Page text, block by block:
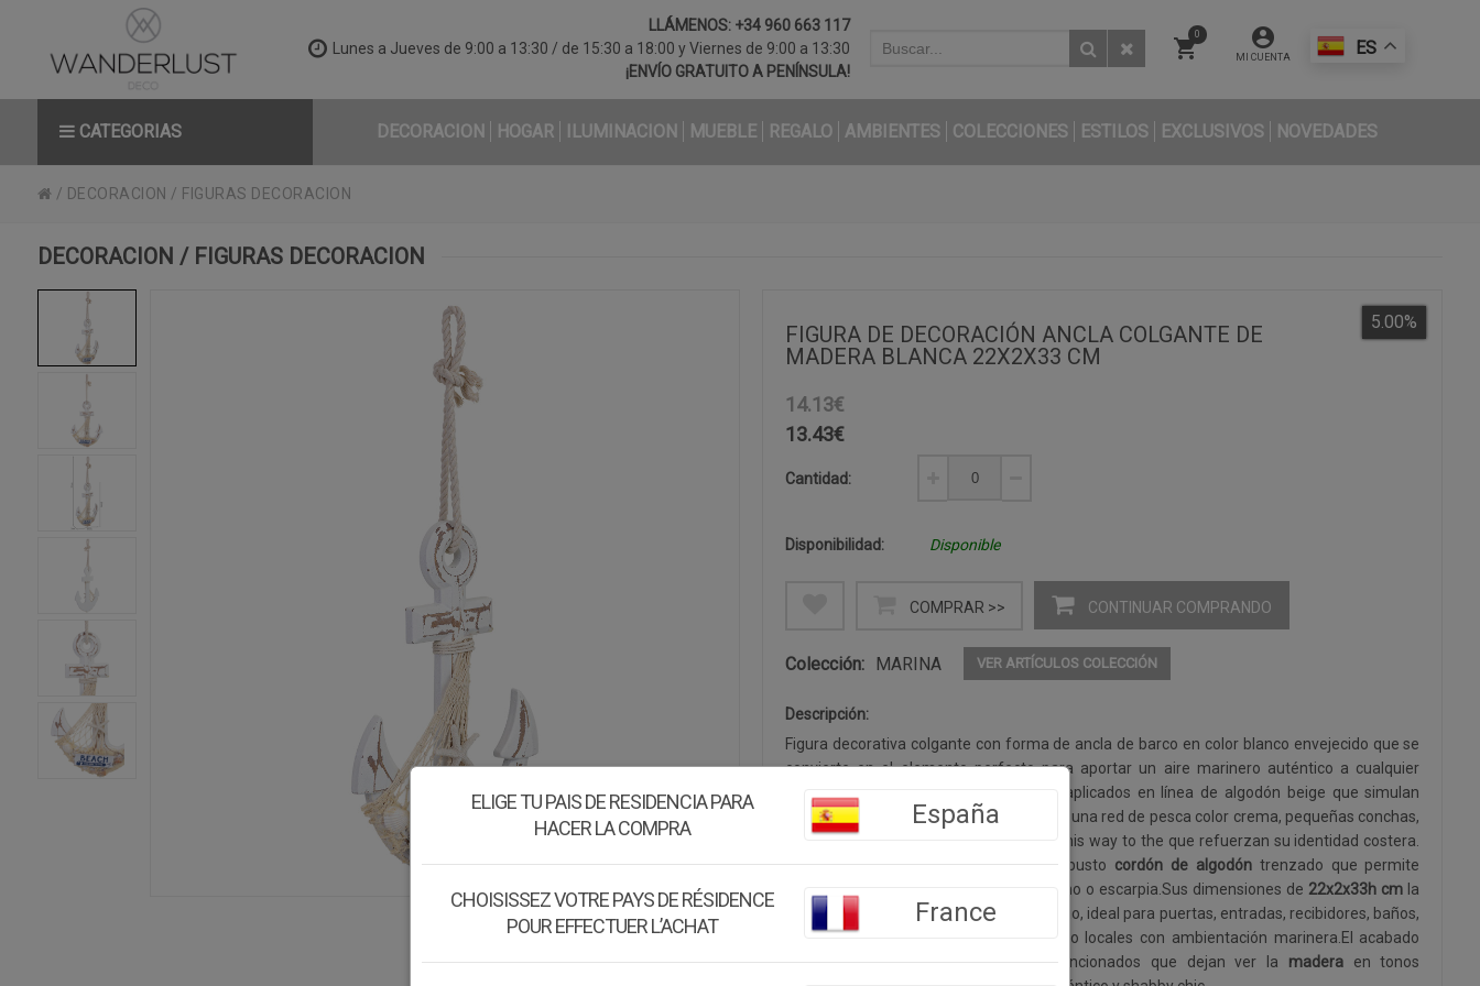
LLÁMENOS: +34 960 663 117
Lunes a Jueves de 9:00 a 13:30 / de 15:30 a 18:00 y Viernes de 9:00 a 13:30
¡ENVÍO GRATUITO A PENÍNSULA!
ES
MI CUENTA
0
CATEGORIAS DECORACION HOGAR ILUMINACION MUEBLE REGALO AMBIENTES COLECCIONES ESTILOS EXCLUSIVOS NOVEDADES
/ DECORACION / FIGURAS DECORACION
DECORACION / FIGURAS DECORACION
FIGURA DE DECORACIÓN ANCLA COLGANTE DE
MADERA BLANCA 22X2X33 CM
14.13€
5.00%
13.43€
Cantidad:
Disponibilidad: Disponible
COMPRAR >> CONTINUAR COMPRANDO
Colección: MARINA VER ARTÍCULOS COLECCIÓN
Descripción:
Figura decorativa colgante con forma de ancla de barco en color blanco envejecido que se
convierte en el elemento perfecto para aportar un aire marinero auténtico a cualquier
con detalles aplicados en línea de algodón beige que simulan
cuerdas trenzadas auténticas, incorpora una red de pesca color crema, pequeñas conchas,
una estrella de mar y un letrero Beach this way to the que refuerzan su identidad costera.
En la parte superior dispone de un robusto cordón de algodóntrenzado que permite
colgarla con facilidad de cualquier gancho o escarpia.Sus dimensiones de 22x2x33h cm la
convierten en una pieza de tamaño medio, ideal para puertas, entradas, recibidores, baños,
habitaciones infantiles, casas de playa o locales con ambientación marinera.El acabado
blanco envejecido con desgastes intencionados que dejan ver la maderaen tonos
ELIGE TU PAIS DE RESIDENCIA PARA
HACER LA COMPRA
España
CHOISISSEZ VOTRE PAYS DE RÉSIDENCE
POUR EFFECTUER L’ACHAT
France